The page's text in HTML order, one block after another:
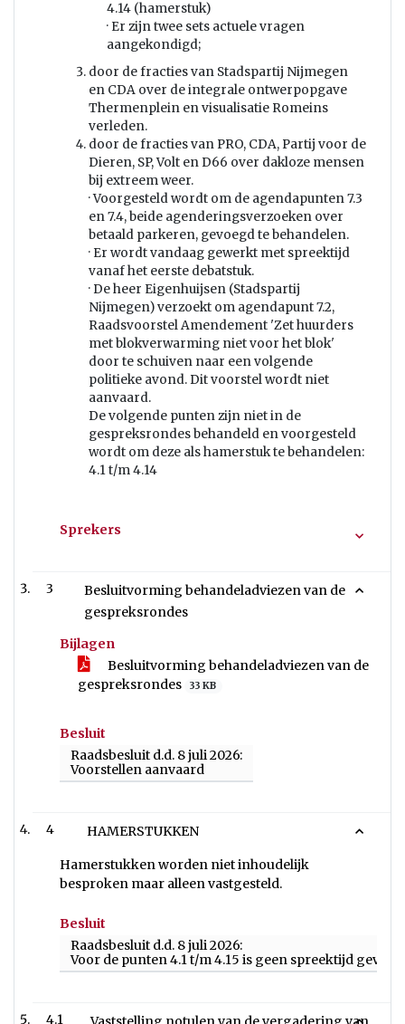
4.14 (hamerstuk)
· Er zijn twee sets actuele vragen
aangekondigd;
door de fracties van Stadspartij Nijmegen
en CDA over de integrale ontwerpopgave
Thermenplein en visualisatie Romeins
verleden.
door de fracties van PRO, CDA, Partij voor de
Dieren, SP, Volt en D66 over dakloze mensen
bij extreem weer.
· Voorgesteld wordt om de agendapunten 7.3
en 7.4, beide agenderingsverzoeken over
betaald parkeren, gevoegd te behandelen.
· Er wordt vandaag gewerkt met spreektijd
vanaf het eerste debatstuk.
· De heer Eigenhuijsen (Stadspartij
Nijmegen) verzoekt om agendapunt 7.2,
Raadsvoorstel Amendement 'Zet huurders
met blokverwarming niet voor het blok'
door te schuiven naar een volgende
politieke avond. Dit voorstel wordt niet
aanvaard.
De volgende punten zijn niet in de
gespreksrondes behandeld en voorgesteld
wordt om deze als hamerstuk te behandelen:
4.1 t/m 4.14
Sprekers
3
Besluitvorming behandeladviezen van de
gespreksrondes
Bijlagen
Besluitvorming behandeladviezen van de
gespreksrondes
33 KB
Besluit
Raadsbesluit d.d. 8 juli 2026:
Voorstellen aanvaard
4 HAMERSTUKKEN
Hamerstukken worden niet inhoudelijk
besproken maar alleen vastgesteld.
Besluit
Raadsbesluit d.d. 8 juli 2026:
Voor de punten 4.1 t/m 4.15 is geen spreektijd
4.1